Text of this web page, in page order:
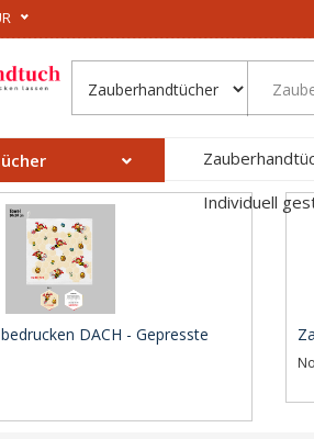
Individuell
DACH - Gepresste